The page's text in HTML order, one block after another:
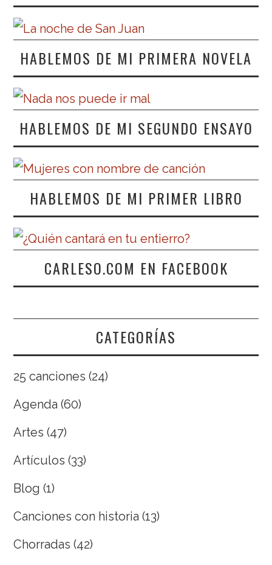
HABLEMOS DE MI PRIMERA NOVELA
HABLEMOS DE MI SEGUNDO ENSAYO
HABLEMOS DE MI PRIMER LIBRO
CARLESO.COM EN FACEBOOK
CATEGORÍAS
25 canciones (24)
Agenda (60)
Artes (47)
Artículos (33)
Blog (1)
Canciones con historia (13)
Chorradas (42)